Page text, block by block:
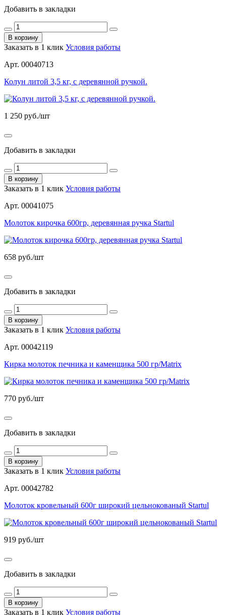
Добавить в закладки
В корзину
Заказать в 1 клик Условия работы
Арт. 00040713
Колун литой 3,5 кг, с деревянной ручкой.
1 250 руб./шт
Добавить в закладки
В корзину
Заказать в 1 клик Условия работы
Арт. 00041075
Молоток кирочка 600гр, деревянная ручка Startul
658 руб./шт
Добавить в закладки
В корзину
Заказать в 1 клик Условия работы
Арт. 00042119
Кирка молоток печника и каменщика 500 гр/Matrix
770 руб./шт
Добавить в закладки
В корзину
Заказать в 1 клик Условия работы
Арт. 00042782
Молоток кровельный 600г широкий цельнокованый Startul
919 руб./шт
Добавить в закладки
В корзину
Заказать в 1 клик Условия работы